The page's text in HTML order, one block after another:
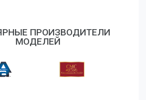
ПРОИЗВОДИТЕЛИ
МОДЕЛЕЙ